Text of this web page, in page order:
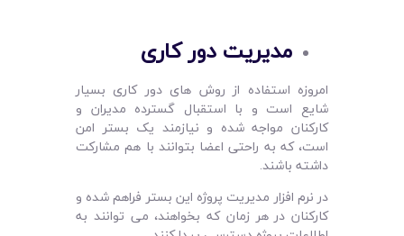
مدیریت دور کاری
امروزه استفاده از روش های دور کاری بسیار
شایع است و با استقبال گسترده مدیران و
کارکنان مواجه شده و نیازمند یک بستر امن
است، که به راحتی اعضا بتوانند با هم مشارکت
داشته باشند.
در نرم افزار مدیریت پروژه این بستر فراهم شده و
کارکنان در هر زمان که بخواهند، می توانند به